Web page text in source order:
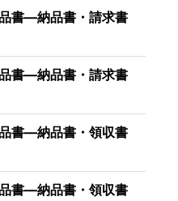
書―納品書・請求書
書―納品書・請求書
書―納品書・領収書
書―納品書・領収書